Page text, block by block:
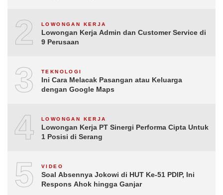
2 LOWONGAN KERJA
Lowongan Kerja Admin dan Customer Service di
9 Perusaan
3 TEKNOLOGI
Ini Cara Melacak Pasangan atau Keluarga
dengan Google Maps
4 LOWONGAN KERJA
Lowongan Kerja PT Sinergi Performa Cipta Untuk
1 Posisi di Serang
5 VIDEO
Soal Absennya Jokowi di HUT Ke-51 PDIP, Ini
Respons Ahok hingga Ganjar